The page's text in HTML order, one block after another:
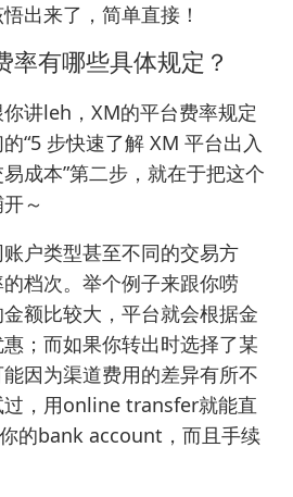
出来了，简单直接！
率有哪些具体规定？
讲leh，XM的平台费率规定
“5 步快速了解 XM 平台出入
成本”第二步，就在于把这个
～
户类型甚至不同的交易方
档次。举个例子来跟你唠
额比较大，平台就会根据金
；而如果你转出时选择了某
因为渠道费用的差异有所不
过，用online transfer就能直
的bank account，而且手续